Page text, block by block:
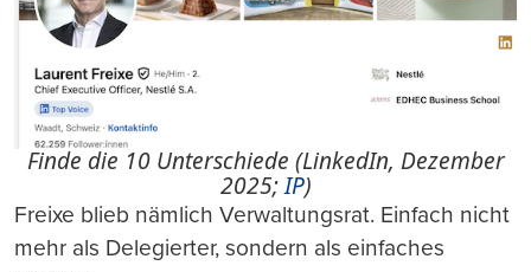
Finde die 10 Unterschiede (LinkedIn, Dezember
2025;IP)
Freixe blieb nämlich Verwaltungsrat. Einfach nicht
mehr als Delegierter, sondern als einfaches